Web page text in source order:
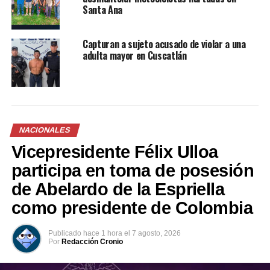
Comparte esto:
Me gusta esto:
Relacionado
Santa Ana
Capturan a sujeto acusado de violar a una
adulta mayor en Cuscatlán
NACIONALES
Vicepresidente Félix Ulloa
participa en toma de posesión
de Abelardo de la Espriella
como presidente de Colombia
Publicado hace 1 hora el 7 agosto, 2026
Por Redacción Cronio